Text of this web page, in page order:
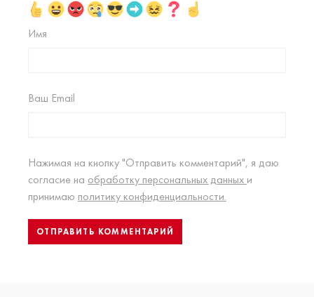
Имя
Ваш Email
Нажимая на кнопку "Отправить комментарий", я даю
согласие на обработку персональных данных и
принимаю политику конфиденциальности.